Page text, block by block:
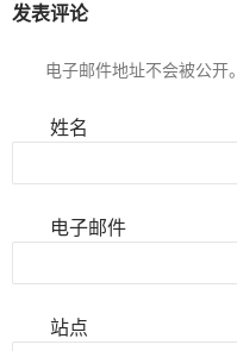
发表评论
电子邮件地址不会被公开。
姓名
电子邮件
站点